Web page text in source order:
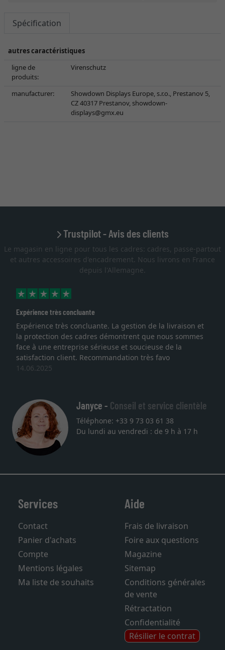
Spécification
autres caractéristiques
ligne de
produits:
Virenschutz
manufacturer:
Showdown Displays Europe, s.r.o., Prestanov 5,
CZ 40317 Prestanov,showdown-
displays@gmx.eu
Trustpilot - Avis des clients
Le magasin en ligne pour tous les cadres: cadres, passe-partout
et autres accessoires d'encadrement. Nous livrons en France
depuis l'Allemagne.
Expérience très concluante
Expérience très concluante. La gestion de la livraison et
la protection des cadres démontrent que nous sommes
face à une entreprise sérieuse et soucieuse de la
satisfaction client. Recommandation très favo
14.06.2025
Janyce - Conseil et service clientèle
Téléphone: +33 9 73 03 61 38
Du lundi au vendredi : de 9 h à 17 h
Services
Contact
Panier d'achats
Compte
Mentions légales
Ma liste de souhaits
Aide
Frais de livraison
Foire aux questions
Magazine
Sitemap
Conditions générales
de vente
Rétractation
Confidentialité
Résilier le contrat